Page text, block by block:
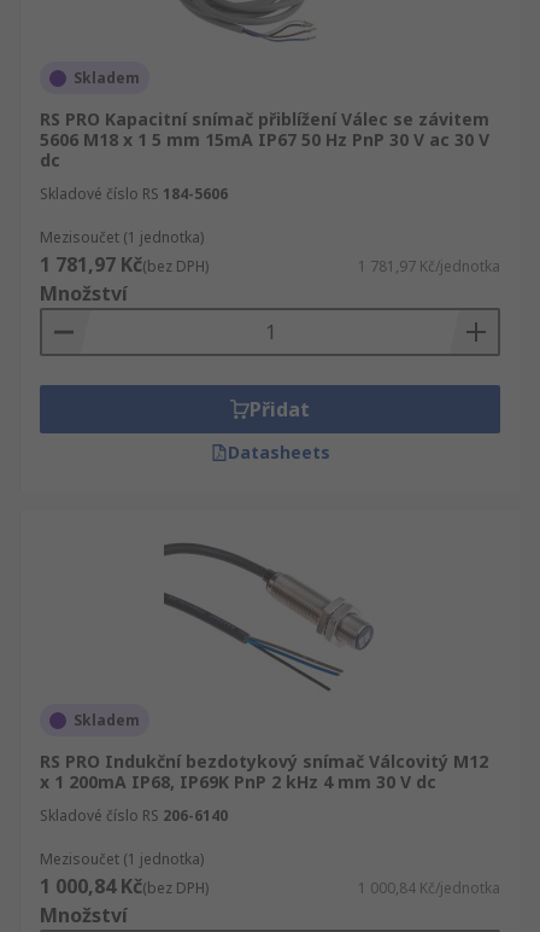
Skladem
RS PRO Kapacitní snímač přiblížení Válec se závitem
5606 M18 x 1 5 mm 15mA IP67 50 Hz PnP 30 V ac 30 V
dc
Skladové číslo RS 184-5606
Mezisoučet (1 jednotka)
1 781,97 Kč(bez DPH) 1 781,97 Kč/jednotka
Množství
Přidat
Datasheets
Skladem
RS PRO Indukční bezdotykový snímač Válcovitý M12
x 1 200mA IP68, IP69K PnP 2 kHz 4 mm 30 V dc
Skladové číslo RS 206-6140
Mezisoučet (1 jednotka)
1 000,84 Kč(bez DPH) 1 000,84 Kč/jednotka
Množství